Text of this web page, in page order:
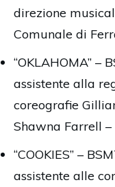
direzione
Comunale di
“OKLAHOMA” –
assistente alla
coreografie
Shawna Farrell
“COOKIES” –
assistente alle